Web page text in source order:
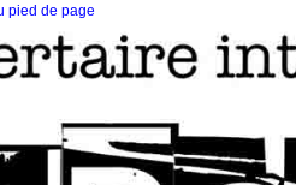
pied de page